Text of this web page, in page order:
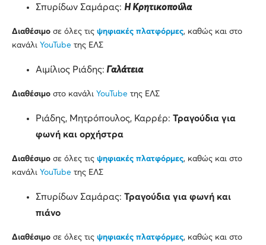
Σπυρίδων Σαμάρας: Η Κρητικοπούλα
Διαθέσιμο σε όλες τις ψηφιακές πλατφόρμες, καθώς και στο
κανάλι YouTube της ΕΛΣ
Αιμίλιος Ριάδης: Γαλάτεια
Διαθέσιμο στο κανάλι YouTube της ΕΛΣ
Ριάδης, Μητρόπουλος, Καρρέρ: Τραγούδια για
φωνή και ορχήστρα
Διαθέσιμο σε όλες τις ψηφιακές πλατφόρμες, καθώς και στο
κανάλι YouTube της ΕΛΣ
Σπυρίδων Σαμάρας: Τραγούδια για φωνή και
πιάνο
Διαθέσιμο σε όλες τις ψηφιακές πλατφόρμες, καθώς και στο